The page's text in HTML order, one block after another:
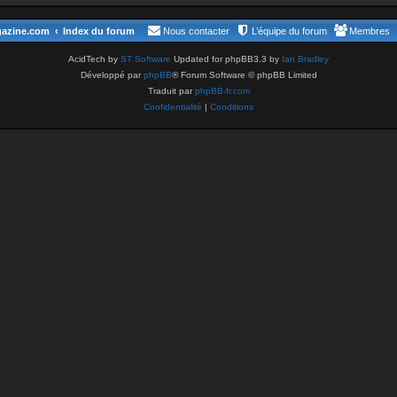
Index du forum Membres
L’équipe du forum
Nous contacter
AcidTech by ST Software Updated for phpBB3.3 by Ian Bradley
Développé parphpBB® Forum Software © phpBB Limited
Traduit parphpBB-fr.com
Confidentialité | Conditions